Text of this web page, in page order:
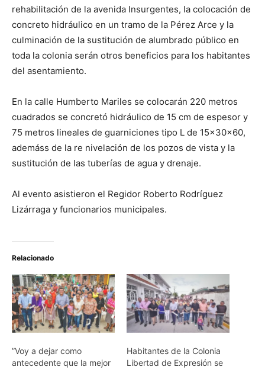
rehabilitación de la avenida Insurgentes, la colocación de
concreto hidráulico en un tramo de la Pérez Arce y la
culminación de la sustitución de alumbrado público en
toda la colonia serán otros beneficios para los habitantes
del asentamiento.
En la calle Humberto Mariles se colocarán 220 metros
cuadrados se concretó hidráulico de 15 cm de espesor y
75 metros lineales de guarniciones tipo L de 15x30x60,
ademáss de la re nivelación de los pozos de vista y la
sustitución de las tuberías de agua y drenaje.
Al evento asistieron el Regidor Roberto Rodríguez
Lizárraga y funcionarios municipales.
Relacionado
”Voy a dejar como
antecedente que la mejor
Habitantes de la Colonia
Libertad de Expresión se